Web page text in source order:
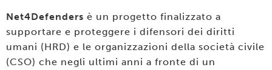
Net4Defenders è un progetto finalizzato a
supportare e proteggere i difensori dei diritti
umani (HRD) e le organizzazioni della società civile
(CSO) che negli ultimi anni a fronte di un